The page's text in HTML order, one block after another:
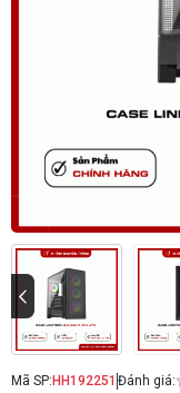
Mã SP: HH192251 Đánh giá: